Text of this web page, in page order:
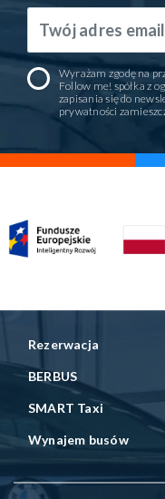
Wyrażam zgodę na
Follow me! spółka z
zapisania się do
prywatności
Rezerwacja
BERBUS
SMART Taxi
Wynajem busów